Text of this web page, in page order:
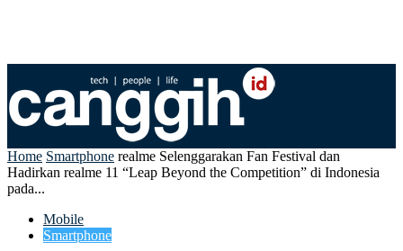
Home Smartphone realme Selenggarakan Fan Festival dan
Hadirkan realme 11 “Leap Beyond the Competition” di Indonesia
pada...
Mobile
Smartphone